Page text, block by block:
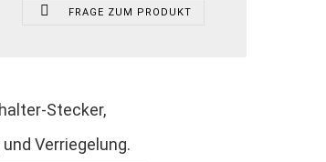
FRAGE ZUM PRODUKT
Stecker,
Verriegelung.